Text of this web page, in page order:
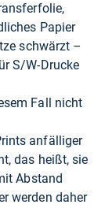
Papier
schwärzt –
S/W-Drucke
Fall nicht
anfälliger
das heißt, sie
Abstand
werden daher